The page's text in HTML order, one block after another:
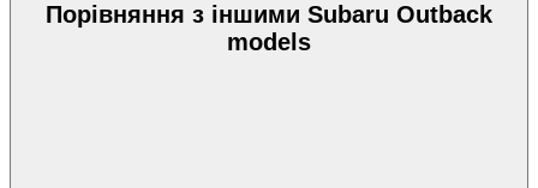
Порівняння з іншими Subaru Outback
models